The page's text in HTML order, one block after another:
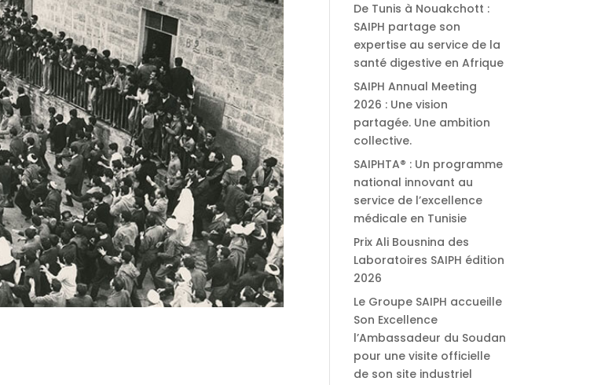
De Tunis à Nouakchott :
SAIPH partage son
expertise au service de la
santé digestive en Afrique
SAIPH Annual Meeting
2026 : Une vision
partagée. Une ambition
collective.
SAIPHTA® : Un programme
national innovant au
service de l’excellence
médicale en Tunisie
Prix Ali Bousnina des
Laboratoires SAIPH édition
2026
Le Groupe SAIPH accueille
Son Excellence
l’Ambassadeur du Soudan
pour une visite officielle
de son site industriel